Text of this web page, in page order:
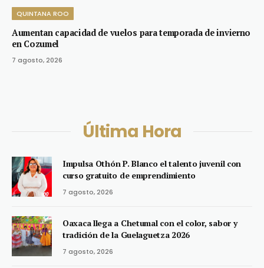
QUINTANA ROO
Aumentan capacidad de vuelos para temporada de invierno
en Cozumel
7 agosto, 2026
Última Hora
Impulsa Othón P. Blanco el talento juvenil con
curso gratuito de emprendimiento
7 agosto, 2026
Oaxaca llega a Chetumal con el color, sabor y
tradición de la Guelaguetza 2026
7 agosto, 2026